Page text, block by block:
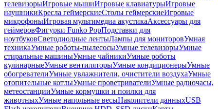
телевизорыИгровые мышиИгровые клавиатурыИгровые
наушникиКресла геймерскиеСтолы геймерскиеИгровые
микрофоныИгровая мультимедиа акустикаАксессуары для
геймеровФигурки Funko PopПодставки для
ноутбуковСветодиодные лентыЛампы для мониторовУмная
техникаУмные роботы-пылесосыУмные телевизорыУмные
стиральные машиныУмные чайникиУмные роботы
кулинарныеУмные вентиляторыУмные кондиционерыУмные
обогревателиУмные увлажнители, очистители воздухаУмные
отопительные котлыУмные проветривателиУмные радиочасы,
метеостанцииУмные кормушки и поилки для
животныхУмные напольные весыНакопители данныхUSB